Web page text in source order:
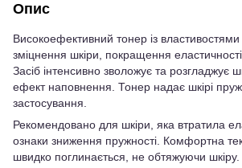
Опис
Високоефективний тонер із
зміцнення шкіри, покращення
Засіб інтенсивно зволожує та розгладжує
ефект наповнення. Тонер надає шкірі
застосування.
Рекомендовано для шкіри, яка втратила
ознаки зниження пружності. Комфортна
швидко поглинається, не обтяжуючи шкіру.